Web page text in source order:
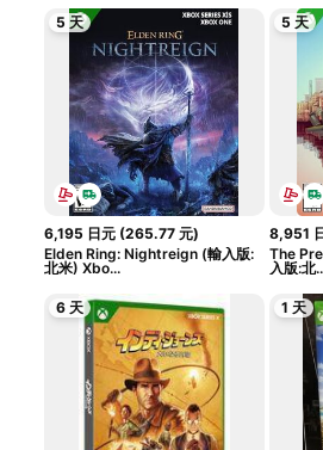
5 天
6,195 日元(265.77 元)
Elden Ring: Nightreign (輸入版:
北米) Xbo...
5 天
8,951
The
入版:北
6 天 1 天